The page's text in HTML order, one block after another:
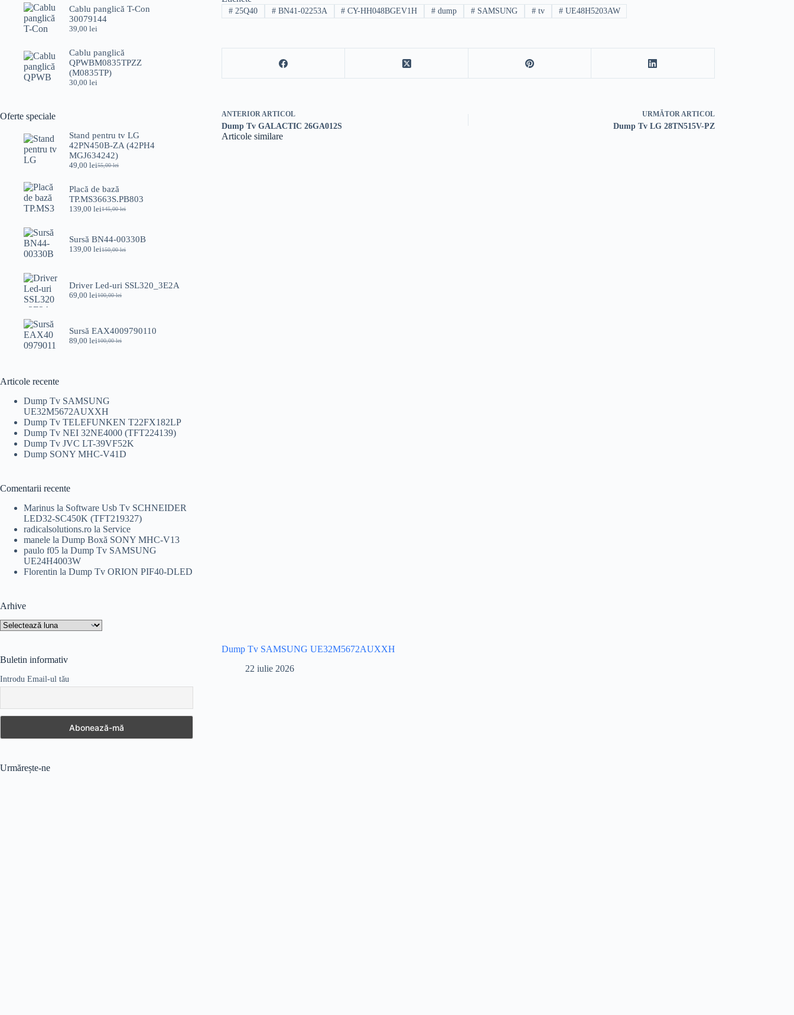
#25Q40 #BN41-02253A # CY-HH048BGEV1H # dump #SAMSUNG #tv #UE48H5203AW
ANTERIORARTICOL
Dump Tv GALACTIC 26GA012S
URMĂTORARTICOL
Dump Tv LG 28TN515V-PZ
Articole similare
Dump Tv SAMSUNG UE32M5672AUXXH
22 iulie 2026
Cablu panglică T-Con
30079144
39,00lei
Cablu panglică
QPWBM0835TPZZ
(M0835TP)
30,00lei
Oferte speciale
Stand pentru tv LG
42PN450B-ZA (42PH4
MGJ634242)
55,00lei
Prețul
a
fost:
55,00 lei.
49,00leiPrețul
este:
49,00 lei.
Placă de bază
TP.MS3663S.PB803
145,00lei
Prețul
fost:
145,00 lei.
139,00leiPrețul
139,00 lei.
Sursă BN44-00330B
150,00lei
Prețul
fost:
150,00 lei.
139,00leiPrețul
139,00 lei.
Driver Led-uri SSL320_3E2A
100,00lei
Prețul
fost:
100,00 lei.
69,00leiPrețul
69,00 lei.
Sursă EAX4009790110
100,00lei
Prețul
89,00leiPrețul
Articole recente
Dump Tv SAMSUNG
UE32M5672AUXXH
Dump Tv TELEFUNKEN T22FX182LP
Dump Tv NEI 32NE4000 (TFT224139)
Dump Tv JVC LT-39VF52K
Dump SONY MHC-V41D
Comentarii recente
Marinus la Software Usb Tv SCHNEIDER
LED32-SC450K (TFT219327)
radicalsolutions.ro la Service
manele la Dump Boxă SONY MHC-V13
paulo f05 la Dump Tv SAMSUNG
UE24H4003W
Florentin la Dump Tv ORION PIF40-DLED
Arhive
Arhive
Buletin informativ
Introdu Email-ul tău
Urmărește-ne